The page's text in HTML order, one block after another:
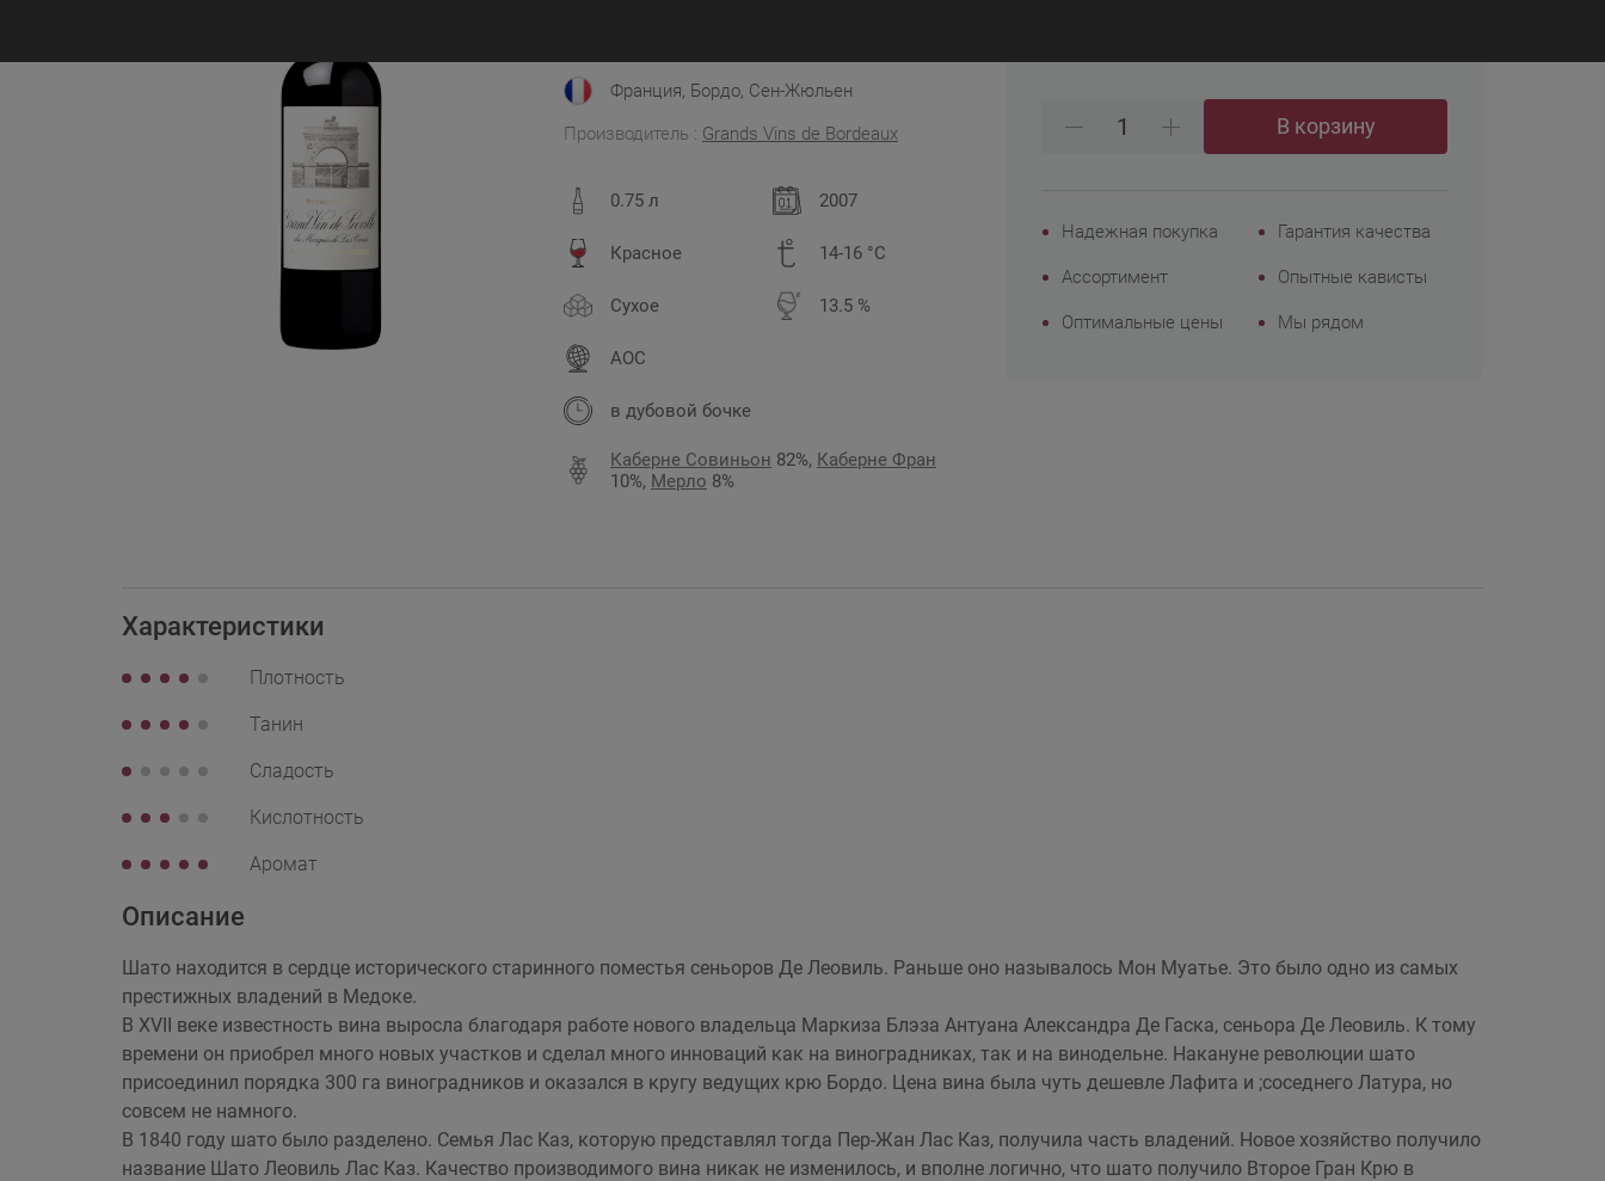
Франция, Бордо, Сен-Жюльен
Производитель : Grands Vins de Bordeauх
0.75 л 2007
Красное 14-16 °C
Сухое 13.5 %
AOC
в дубовой бочке
Каберне Совиньон 82%, Каберне Фран
10%, Мерло 8%
В корзину
Надежная покупка Гарантия качества
Ассортимент Опытные кависты
Оптимальные цены Мы рядом
Характеристики
Плотность
Танин
Сладость
Кислотность
Аромат
Описание
Шато находится в сердце исторического старинного поместья сеньоров Де Леовиль. Раньше оно называлось Мон Муатье. Это было одно из самых
престижных владений в Медоке.
В XVII веке известность вина выросла благодаря работе нового владельца Маркиза Блэза Антуана Александра Де Гаска, сеньора Де Леовиль. К тому
времени он приобрел много новых участков и сделал много инноваций как на виноградниках, так и на винодельне. Накануне революции шато
присоединил порядка 300 га виноградников и оказался в кругу ведущих крю Бордо. Цена вина была чуть дешевле Лафита и ;соседнего Латура, но
совсем не намного.
В 1840 году шато было разделено. Семья Лас Каз, которую представлял тогда Пер-Жан Лас Каз, получила часть владений. Новое хозяйство получило
название Шато Леовиль Лас Каз. Качество производимого вина никак не изменилось, и вполне логично, что шато получило Второе Гран Крю в